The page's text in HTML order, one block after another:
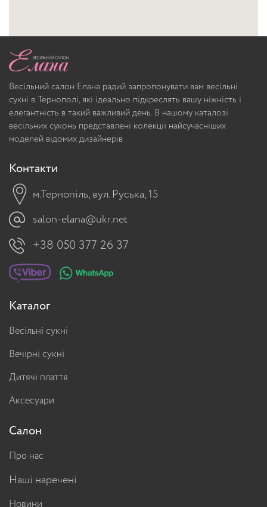
Весільний салон Елана радий запропонувати вам весільні
сукні в Тернополі, які ідеально підкреслять вашу ніжність і
елегантність в такий важливий день. В нашому каталозі
весільних суконь представлені колекції найсучасніших
моделей відомих дизайнерів
Контакти
м.Тернопіль, вул. Руська, 15
salon-elana@ukr.net
+38 050 377 26 37
Каталог
Весільні сукні
Вечірні сукні
Дитячі плаття
Аксесуари
Салон
Про нас
Наші наречені
Новини